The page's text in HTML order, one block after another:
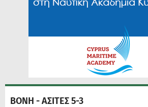
ΒΟΝΗ - ΑΣΙΤΕΣ 5-3